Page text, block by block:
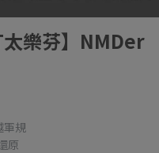
樂芬】NMDer
軍規
原